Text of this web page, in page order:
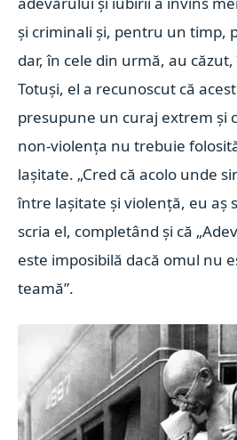
şi criminali şi, pentru un timp,
dar, în cele din urmă, au
Totuşi, el a recunoscut că
presupune un curaj extrem şi
non-violenţa nu trebuie
laşitate. „Cred că acolo unde
între laşitate şi violenţă, eu aş
scria el, completând şi că
este imposibilă dacă omul nu
teamă”.